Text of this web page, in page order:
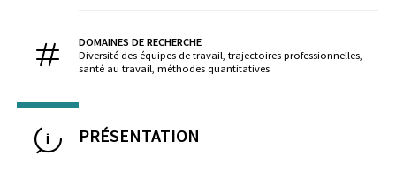
DOMAINES DE RECHERCHE
Diversité des équipes de travail, trajectoires professionnelles,
santé au travail, méthodes quantitatives
PRÉSENTATION